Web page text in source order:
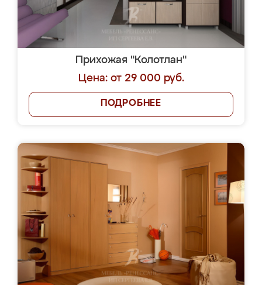
Прихожая "Колотлан"
Цена: от 29 000 руб.
ПОДРОБНЕЕ